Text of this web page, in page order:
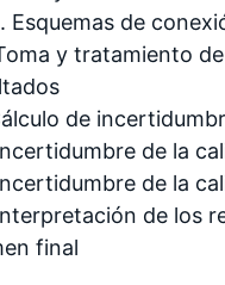
Esquemas de
y tratamiento
de
de la
de la
de los
final